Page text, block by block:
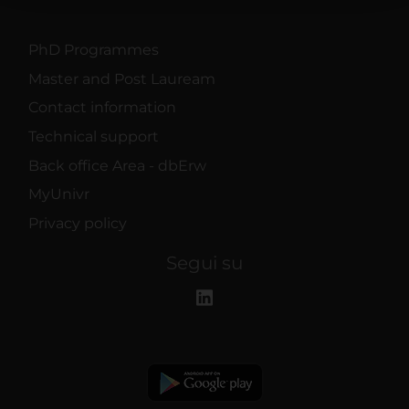
PhD Programmes
Master and Post Lauream
Contact information
Technical support
Back office Area - dbErw
MyUnivr
Privacy policy
Segui su